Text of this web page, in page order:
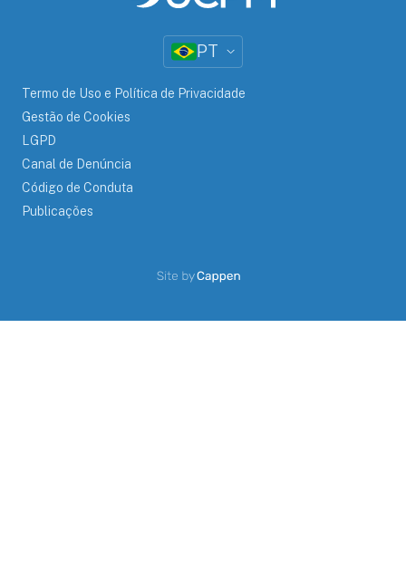
PT
Termo de Uso e Política de Privacidade
Gestão de Cookies
LGPD
Canal de Denúncia
Código de Conduta
Publicações